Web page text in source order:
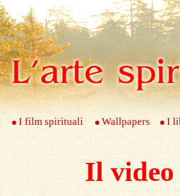
I film spirituali Wallpapers I
Il